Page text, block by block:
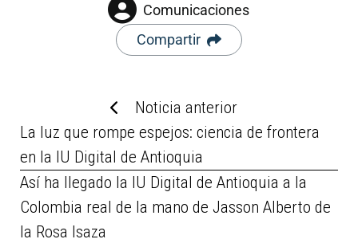
Comunicaciones
Compartir
Noticia anterior
La luz que rompe espejos: ciencia de frontera
en la IU Digital de Antioquia
Así ha llegado la IU Digital de Antioquia a la
Colombia real de la mano de Jasson Alberto de
la Rosa Isaza